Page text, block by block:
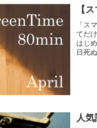
【
「ス
てだ
はじ
日死
人